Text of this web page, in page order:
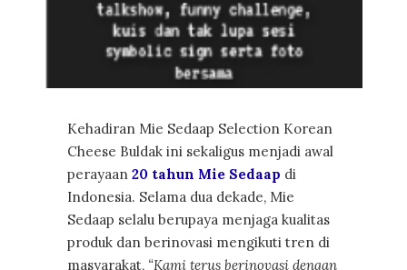
Kehadiran Mie Sedaap Selection Korean
Cheese Buldak ini sekaligus menjadi awal
perayaan 20 tahun Mie Sedaap di
Indonesia. Selama dua dekade, Mie
Sedaap selalu berupaya menjaga kualitas
produk dan berinovasi mengikuti tren di
masyarakat, “Kami terus berinovasi dengan